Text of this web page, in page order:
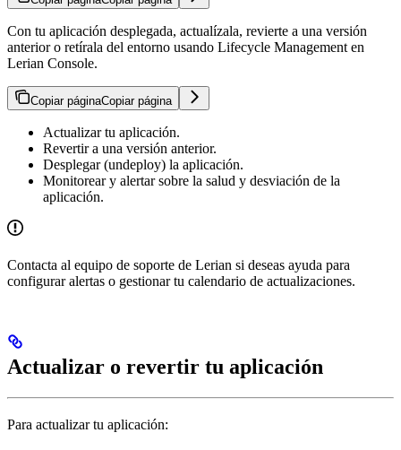
Con tu aplicación desplegada, actualízala, revierte a una versión
anterior o retírala del entorno usando Lifecycle Management en
Lerian Console.
Copiar páginaCopiar página
Actualizar tu aplicación.
Revertir a una versión anterior.
Desplegar (undeploy) la aplicación.
Monitorear y alertar sobre la salud y desviación de la
aplicación.
Contacta al equipo de soporte de Lerian si deseas ayuda para
configurar alertas o gestionar tu calendario de actualizaciones.
Actualizar o revertir tu aplicación
Para actualizar tu aplicación: